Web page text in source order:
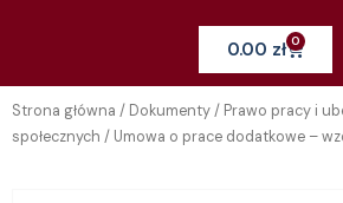
0.00 zł 0Cart
Strona główna / Dokumenty/ Prawo pracy i
społecznych / Umowa o prace dodatkowe –